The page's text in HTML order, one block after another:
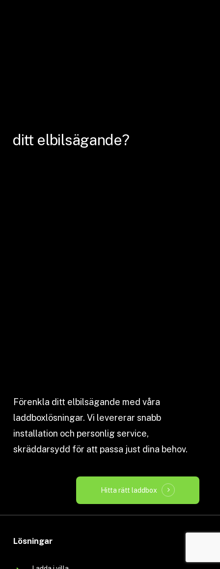
ditt elbilsägande?
Förenkla ditt elbilsägande med våra
laddboxlösningar. Vi levererar snabb
installation och personlig service,
skräddarsydd för att passa just dina behov.
Hitta rätt laddbox
Lösningar